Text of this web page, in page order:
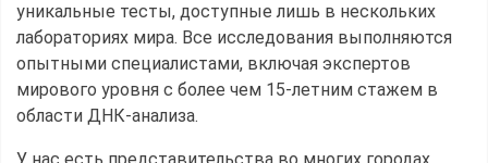
уникальные тесты, доступные лишь в нескольких
лабораториях мира. Все исследования выполняются
опытными специалистами, включая экспертов
мирового уровня с более чем 15-летним стажем в
области ДНК-анализа.